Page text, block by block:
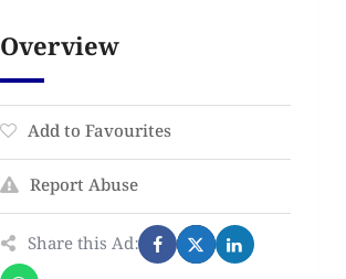
Overview
Add to Favourites
Report Abuse
Share this Ad: